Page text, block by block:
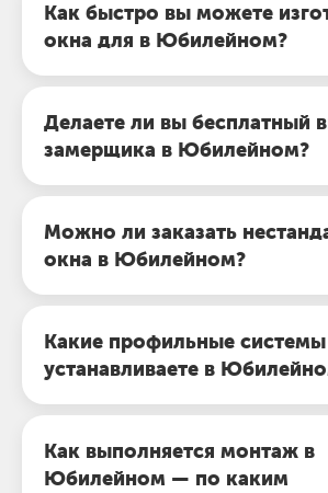
Как быстро вы можете
окна для в Юбилейном?
Делаете ли вы бесплатный
замерщика в Юбилейном?
Можно ли заказать
окна в Юбилейном?
Какие профильные
устанавливаете в
Как выполняется монтаж в
Юбилейном — по каким